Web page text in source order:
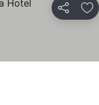
Compartir